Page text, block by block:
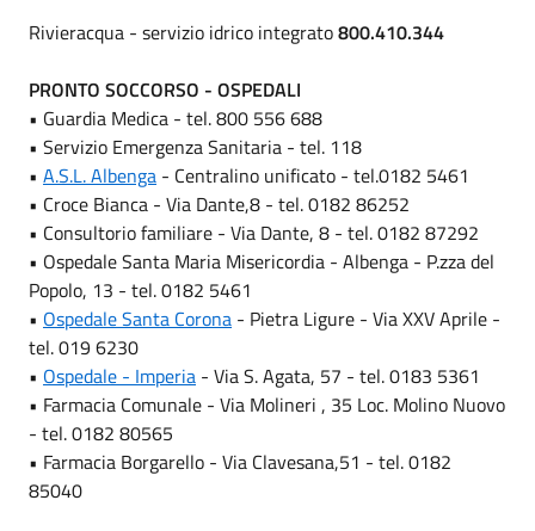
Rivieracqua - servizio idrico integrato800.410.344
PRONTO SOCCORSO - OSPEDALI
• Guardia Medica - tel. 800 556 688
• Servizio Emergenza Sanitaria - tel. 118
• A.S.L. Albenga - Centralino unificato - tel.0182 5461
• Croce Bianca - Via Dante,8 - tel. 0182 86252
• Consultorio familiare - Via Dante, 8 - tel. 0182 87292
• Ospedale Santa Maria Misericordia - Albenga - P.zza del
Popolo, 13 - tel. 0182 5461
• Ospedale Santa Corona - Pietra Ligure - Via XXV Aprile -
tel. 019 6230
• Ospedale - Imperia - Via S. Agata, 57 - tel. 0183 5361
• Farmacia Comunale - Via Molineri , 35 Loc. Molino Nuovo
- tel. 0182 80565
• Farmacia Borgarello - Via Clavesana,51 - tel. 0182
85040